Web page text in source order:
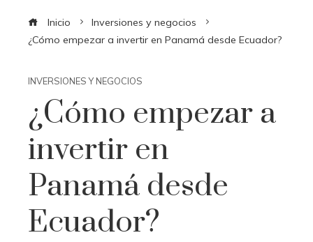
Inicio
Inversiones y negocios
¿Cómo empezar a invertir en Panamá desde Ecuador?
INVERSIONES Y NEGOCIOS
¿Cómo empezar a
invertir en
Panamá desde
Ecuador?